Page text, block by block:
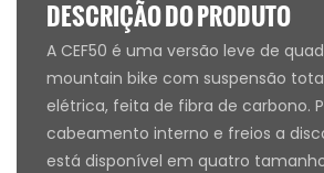
DESCRIÇÃO DO PRODUTO
A CEF50 é uma versão leve de
mountain bike com suspensão
elétrica, feita de fibra de carbono.
cabeamento interno e freios a
está disponível em quatro